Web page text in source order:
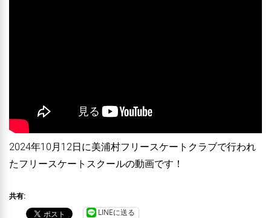
2024年10月12日に美浦村フリースケートクラブで行われ
たフリースケートスクールの動画です！
共有:
LINEに送る